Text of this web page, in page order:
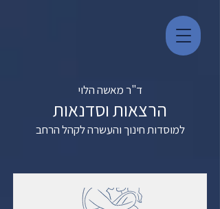
ד"ר מאשה הלוי
הרצאות וסדנאות
למוסדות חינוך והעשרה לקהל הרחב